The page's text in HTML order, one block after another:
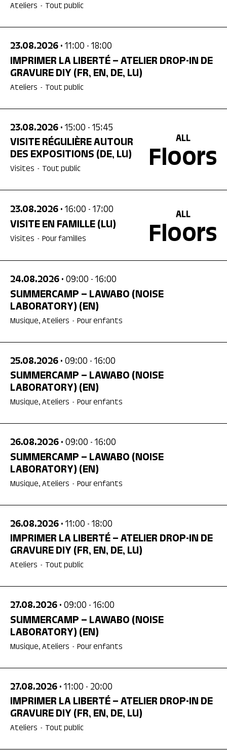
Ateliers - Tout public
23.08.2026• 11:00 - 18:00
IMPRIMER LA LIBERTÉ – ATELIER DROP-IN DE
GRAVURE DIY(FR, EN, DE, LU)
Ateliers - Tout public
23.08.2026• 15:00 - 15:45
VISITE RÉGULIÈRE AUTOUR
DES EXPOSITIONS (DE, LU)
Visites - Tout public
ALL
Floors
23.08.2026• 16:00 - 17:00
VISITE EN FAMILLE(LU)
Visites - Pour familles
ALL
Floors
24.08.2026• 09:00 - 16:00
SUMMERCAMP – LAWABO (NOISE
LABORATORY) (EN)
Musique, Ateliers - Pour enfants
25.08.2026• 09:00 - 16:00
SUMMERCAMP – LAWABO (NOISE
LABORATORY) (EN)
Musique, Ateliers - Pour enfants
26.08.2026• 09:00 - 16:00
SUMMERCAMP – LAWABO (NOISE
LABORATORY) (EN)
Musique, Ateliers - Pour enfants
26.08.2026• 11:00 - 18:00
IMPRIMER LA LIBERTÉ – ATELIER DROP-IN DE
GRAVURE DIY(FR, EN, DE, LU)
Ateliers - Tout public
27.08.2026• 09:00 - 16:00
SUMMERCAMP – LAWABO (NOISE
LABORATORY) (EN)
Musique, Ateliers - Pour enfants
27.08.2026• 11:00 - 20:00
IMPRIMER LA LIBERTÉ – ATELIER DROP-IN DE
GRAVURE DIY(FR, EN, DE, LU)
Ateliers - Tout public